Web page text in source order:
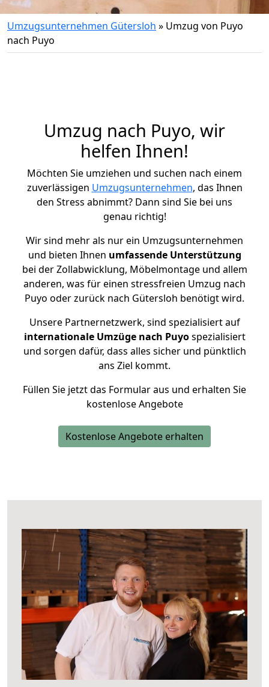
Umzugsunternehmen Gütersloh » Umzug von Puyo
nach Puyo
Umzug nach Puyo, wir
helfen Ihnen!
Möchten Sie umziehen und suchen nach einem
zuverlässigen Umzugsunternehmen, das Ihnen
den Stress abnimmt? Dann sind Sie bei uns
genau richtig!
Wir sind mehr als nur ein Umzugsunternehmen
und bieten Ihnen umfassende Unterstützung
bei der Zollabwicklung, Möbelmontage und allem
anderen, was für einen stressfreien Umzug nach
Puyo oder zurück nach Gütersloh benötigt wird.
Unsere Partnernetzwerk, sind spezialisiert auf
internationale Umzüge nach Puyospezialisiert
und sorgen dafür, dass alles sicher und pünktlich
ans Ziel kommt.
Füllen Sie jetzt das Formular aus und erhalten Sie
kostenlose Angebote
Kostenlose Angebote erhalten